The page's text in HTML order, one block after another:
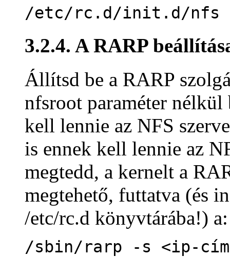
/etc/rc.d/init.d/nfs
3.2.4. A RARP
Állítsd be a RARP
nfsroot paraméter
kell lennie az NFS
is ennek kell lennie az
megtedd, a kernelt a
megtehető, futtatva (és
/etc/rc.d könyvtárába!) a:
/sbin/rarp -s <ip-